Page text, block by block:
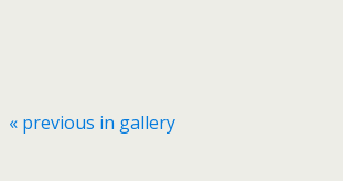
« previous in gallery